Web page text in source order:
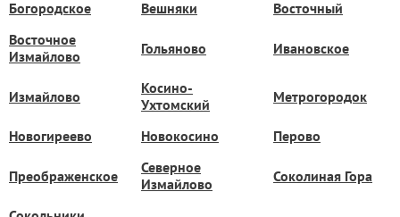
Богородское Вешняки
Восточный
Восточное
Измайлово
Гольяново Ивановское
Измайлово
Косино-
Ухтомский
Метрогородок
Новогиреево Новокосино Перово
Преображенское
Северное
Измайлово
Соколиная Гора